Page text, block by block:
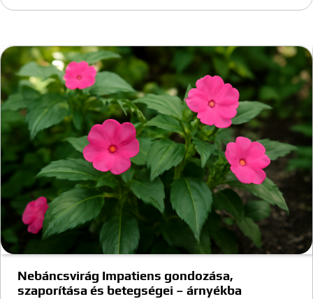
Nebáncsvirág Impatiens gondozása,
szaporítása és betegségei – árnyékba